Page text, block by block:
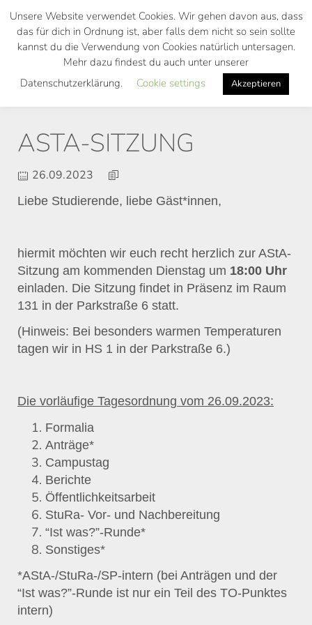
Skip
main
ASTA-SITZUNG
26.09.2023
Liebe Studierende, liebe Gäst*innen,
hiermit möchten wir euch recht herzlich zur AStA-
Sitzung am kommenden Dienstag um 18:00 Uhr
einladen. Die Sitzung findet in Präsenz im Raum
131 in der Parkstraße 6 statt.
(Hinweis: Bei besonders warmen Temperaturen
tagen wir in HS 1 in der Parkstraße 6.)
Die vorläufige Tagesordnung vom 26.09.2023:
Formalia
Anträge*
Campustag
Berichte
Öffentlichkeitsarbeit
StuRa- Vor- und Nachbereitung
“Ist was?”-Runde*
Sonstiges*
*AStA-/StuRa-/SP-intern (bei Anträgen und der
“Ist was?”-Runde ist nur ein Teil des TO-Punktes
intern)
Unsere Website verwendet Cookies. Wir gehen davon aus, dass
das für dich in Ordnung ist, aber falls dem nicht so sein sollte
kannst du die Verwendung von Cookies natürlich untersagen.
Mehr dazu findest du auch unter unserer
Datenschutzerklärung.
Cookie settings Akzeptieren